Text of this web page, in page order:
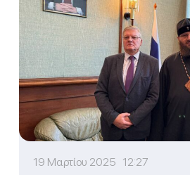
19 Μαρτίου 2025 12:27